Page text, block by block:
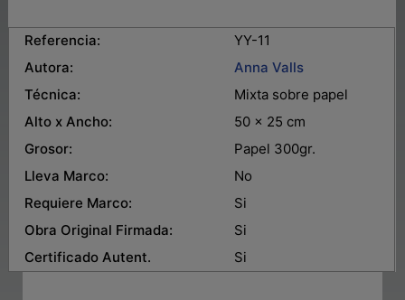
Referencia:
YY-11
Autora:
Anna Valls
Técnica:
Mixta sobre papel
Alto x Ancho:
50 x 25 cm
Grosor:
Papel 300gr.
Lleva Marco:
No
Requiere Marco:
Si
Obra Original Firmada:
Si
Certificado Autent.
Si